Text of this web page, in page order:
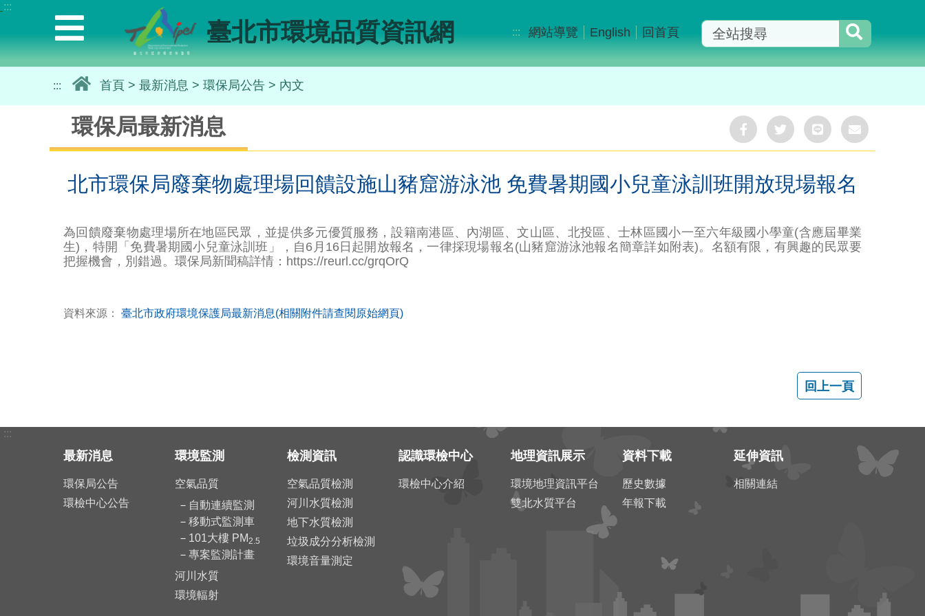
:::
選
單
｜
Menu
臺北市環境品質資訊網 ::: 網站導覽 English 回首頁
::: 首頁 > 最新消息 > 環保局公告 > 內文
環保局最新消息
分
Facebook
分
Twitter
分
LINE
分
北市環保局廢棄物處理場回饋設施山豬窟游泳池 免費暑期國小兒童泳訓班開放現場報名
為回饋廢棄物處理場所在地區民眾，並提供多元優質服務，設籍南港區、內湖區、文山區、北投區、士林區國小一至六年級國小學童(含應屆畢業
生)，特開「免費暑期國小兒童泳訓班」，自6月16日起開放報名，一律採現場報名(山豬窟游泳池報名簡章詳如附表)。名額有限，有興趣的民眾要
把握機會，別錯過。環保局新聞稿詳情：https://reurl.cc/grqOrQ
資料來源： 臺北市政府環境保護局最新消息(相關附件請查閱原始網頁)
:::
最新消息
環保局公告
環檢中心公告
環境監測
空氣品質
自動連續監測
移動式監測車
101大樓 PM2.5
專案監測計畫
河川水質
環境輻射
檢測資訊
空氣品質檢測
河川水質檢測
地下水質檢測
垃圾成分分析檢測
環境音量測定
認識環檢中心
環檢中心介紹
地理資訊展示
環境地理資訊平台
雙北水質平台
資料下載
歷史數據
年報下載
延伸資訊
相關連結